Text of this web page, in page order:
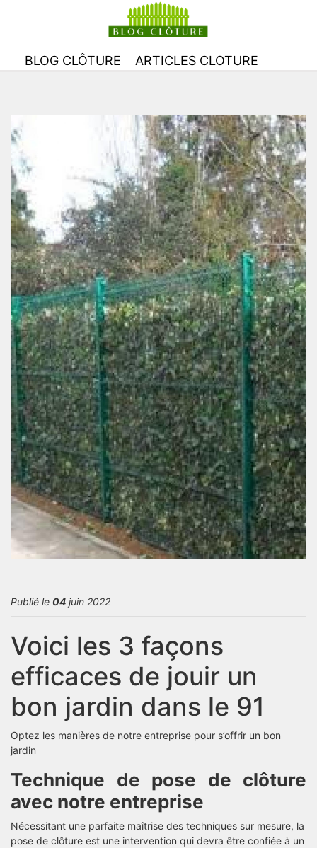
BLOG CLÔTURE ARTICLES CLOTURE
Publié le 04 juin 2022
Voici les 3 façons
efficaces de jouir un
bon jardin dans le 91
Optez les manières de notre entreprise pour s’offrir un bon
jardin
Technique de pose de clôture
avec notre entreprise
Nécessitant une parfaite maîtrise des techniques sur mesure, la
pose de clôture est une intervention qui devra être confiée à un